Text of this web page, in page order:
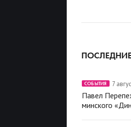
СОБЫТИЯ 7
Павел
минского